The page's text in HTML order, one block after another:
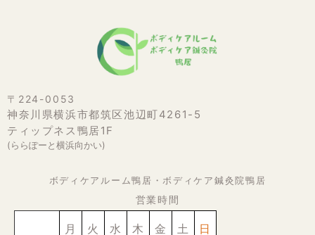
〒224-0053
神奈川県横浜市都筑区池辺町4261-5
ティップネス鴨居1F
(ららぽーと横浜向かい)
ボディケアルーム鴨居・ボディケア鍼灸院鴨居
営業時間
月 火 水 木 金 土 日